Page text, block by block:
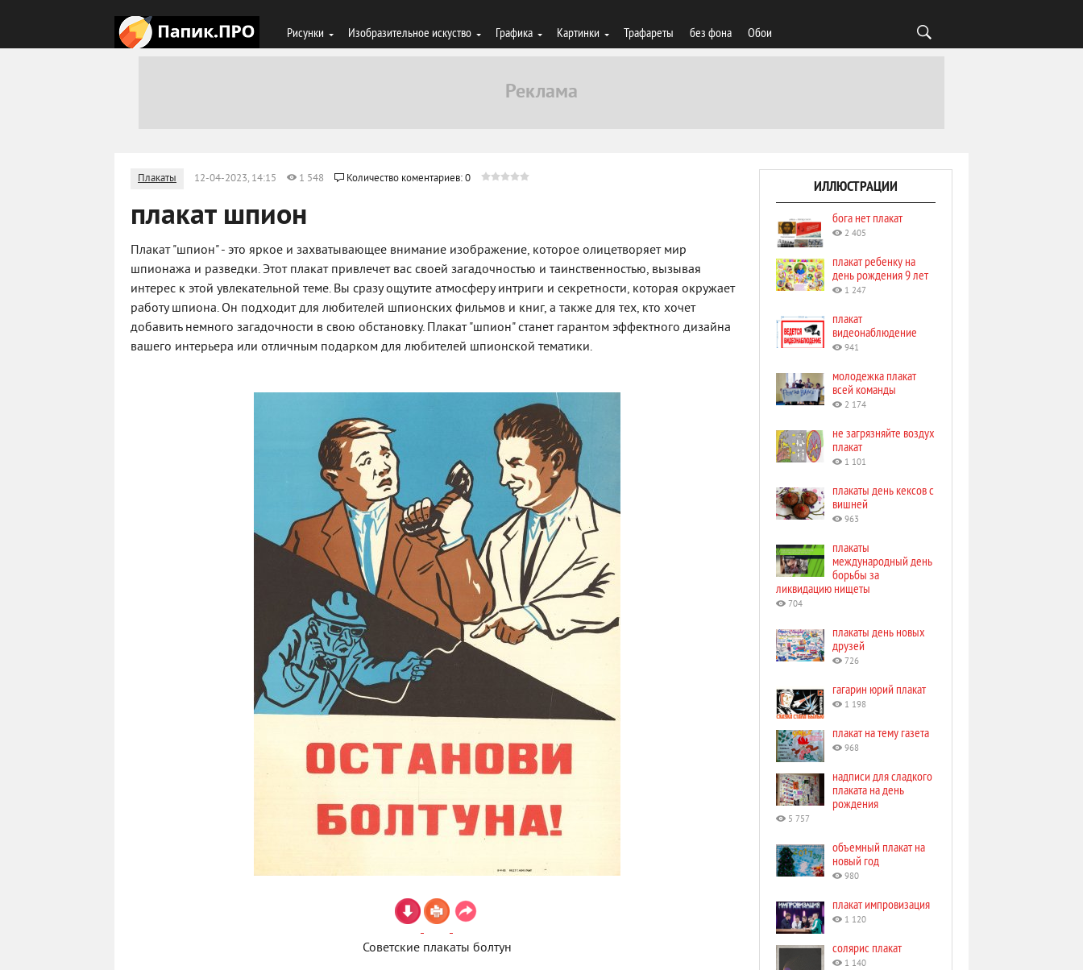
Рисунки Изобразительное искуство Графика Картинки Трафареты без фона Обои
Плакаты 12-04-2023, 14:15 1 548 Количество коментариев: 0
плакат шпион
Плакат "шпион" - это яркое и захватывающее внимание изображение, которое олицетворяет мир
шпионажа и разведки. Этот плакат привлечет вас своей загадочностью и таинственностью, вызывая
интерес к этой увлекательной теме. Вы сразу ощутите атмосферу интриги и секретности, которая окружает
работу шпиона. Он подходит для любителей шпионских фильмов и книг, а также для тех, кто хочет
добавить немного загадочности в свою обстановку. Плакат "шпион" станет гарантом эффектного дизайна
вашего интерьера или отличным подарком для любителей шпионской тематики.
Советские плакаты болтун
ИЛЛЮСТРАЦИИ
бога нет плакат
2 405
плакат ребенку на
день рождения 9 лет
1 247
плакат
видеонаблюдение
941
молодежка плакат
всей команды
2 174
не загрязняйте воздух
плакат
1 101
плакаты день кексов с
вишней
963
плакаты
международный день
борьбы за
ликвидацию нищеты
704
плакаты день новых
друзей
726
гагарин юрий плакат
1 198
плакат на тему газета
968
надписи для сладкого
плаката на день
рождения
5 757
объемный плакат на
новый год
980
плакат импровизация
1 120
солярис плакат
1 140